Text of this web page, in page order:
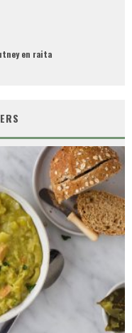
en raita